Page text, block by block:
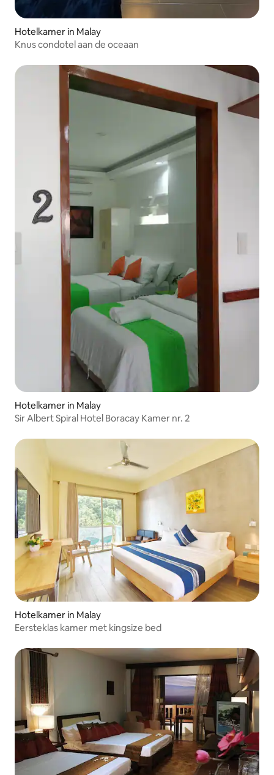
Hotelkamer in Malay
Knus condotel aan de oceaan
Hotelkamer in Malay
Sir Albert Spiral Hotel Boracay Kamer nr. 2
Hotelkamer in Malay
Eersteklas kamer met kingsize bed